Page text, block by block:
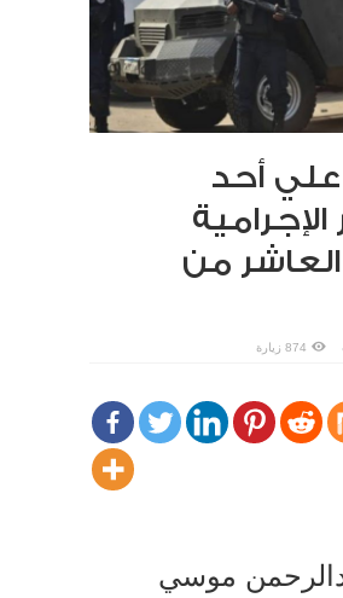
أحد
من
874 زيارة
موسي